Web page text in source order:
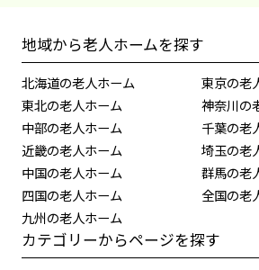
地域から老人ホームを探す
北海道の老人ホーム
東北の老人ホーム
中部の老人ホーム
近畿の老人ホーム
中国の老人ホーム
四国の老人ホーム
九州の老人ホーム
東京の老
神奈川の
千葉の老
埼玉の老
群馬の老
全国の老
カテゴリーからページを探す